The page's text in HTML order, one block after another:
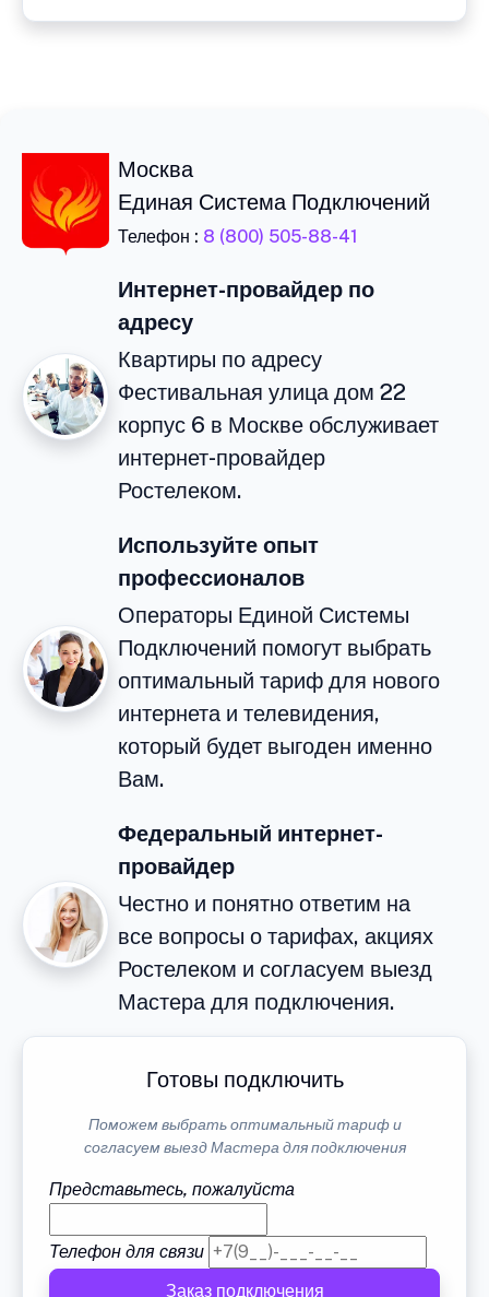
Москва
Единая Система Подключений
Телефон : 8 (800) 505-88-41
Интернет-провайдер по
адресу
Квартиры по адресу
Фестивальная улица дом 22
корпус 6 в Москве обслуживает
интернет-провайдер
Ростелеком.
Используйте опыт
профессионалов
Операторы Единой Системы
Подключений помогут выбрать
оптимальный тариф для нового
интернета и телевидения,
который будет выгоден именно
Вам.
Федеральный интернет-
провайдер
Честно и понятно ответим на
все вопросы о тарифах, акциях
Ростелеком и согласуем выезд
Мастера для подключения.
Готовы подключить
Поможем выбрать оптимальный тариф и
согласуем выезд Мастера для подключения
Представьтесь, пожалуйста
Телефон для связи
Заказ подключения